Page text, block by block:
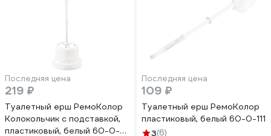
Последняя цена
219 ₽
Туалетный ерш РемоКолор
Колокольчик с подставкой,
пластиковый, белый 60-0-
Последняя цена
109 ₽
Туалетный ерш РемоКолор
пластиковый, белый 60-0-111
3(6)